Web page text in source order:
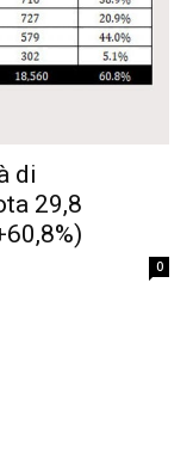
di
29,8
0